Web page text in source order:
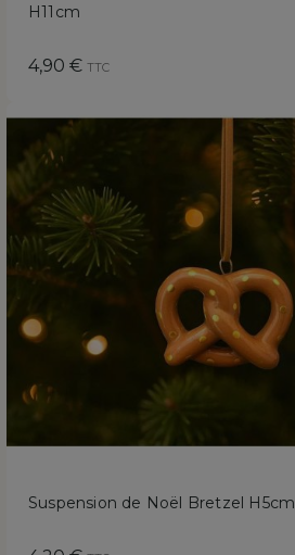
H11cm
Prix
4,90 € TTC
Suspension de Noël Bretzel H5cm